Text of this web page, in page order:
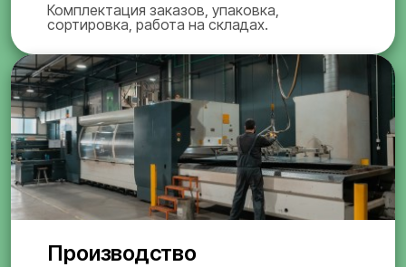
Комплектация заказов, упаковка,
сортировка, работа на складах.
Производство